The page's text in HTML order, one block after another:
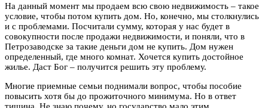
На данный момент мы продаем всю свою недвижимость – такое
условие, чтобы потом купить дом. Но, конечно, мы столкнулись
и с проблемами. Посчитали сумму, которая у нас будет в
совокупности после продажи недвижимости, и поняли, что в
Петрозаводске за такие деньги дом не купить. Дом нужен
определенный, где много комнат. Хочется купить достойное
жилье. Даст Бог – получится решить эту проблему.
Многие приемные семьи поднимали вопрос, чтобы пособие
повысить хотя бы до прожиточного минимума. Но в ответ